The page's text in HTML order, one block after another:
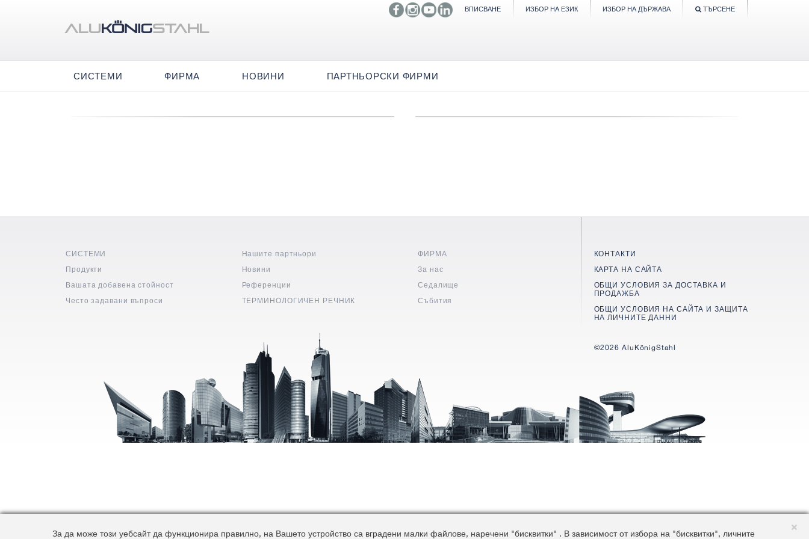
ВПИСВАНЕ ИЗБОР НА ЕЗИК ИЗБОР НА ДЪРЖАВА ТЪРСЕНЕ
СИСТЕМИ ФИРМА НОВИНИ ПАРТНЬОРСКИ ФИРМИ
СИСТЕМИ
Продукти
Вашата добавена стойност
Често задавани въпроси
Нашите партньори
Новини
Референции
ТЕРМИНОЛОГИЧЕН РЕЧНИК
ФИРМА
За нас
Седалище
Събития
КОНТАКТИ
КАРТА НА САЙТА
ОБЩИ УСЛОВИЯ ЗА ДОСТАВКА И
ПРОДАЖБА
ОБЩИ УСЛОВИЯ НА САЙТА И ЗАЩИТА
НА ЛИЧНИТЕ ДАННИ
©2026 AluKönigStahl
За да може този уебсайт да функционира правилно, на Вашето устройство са вградени малки файлове, наречени "бисквитки" . В зависимост от избора на "бисквитки", личните